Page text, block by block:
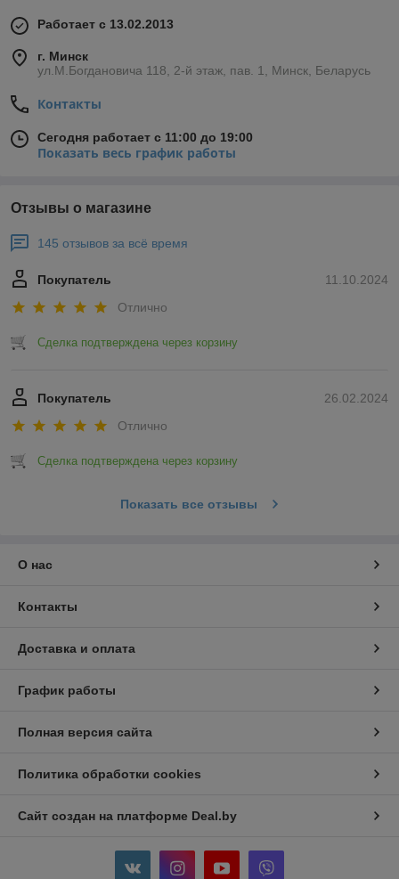
Работает с 13.02.2013
г. Минск
ул.М.Богдановича 118, 2-й этаж, пав. 1, Минск, Беларусь
Контакты
Сегодня работает с 11:00 до 19:00
Показать весь график работы
Отзывы о магазине
145 отзывов за всё время
11.10.2024
Покупатель
Отлично
Сделка подтверждена через корзину
26.02.2024
Покупатель
Отлично
Сделка подтверждена через корзину
Показать все отзывы
О нас
Контакты
Доставка и оплата
График работы
Полная версия сайта
Политика обработки cookies
Сайт создан на платформе Deal.by